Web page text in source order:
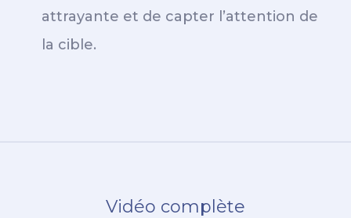
attrayante et de capter l’attention de
la cible.
Vidéo complète